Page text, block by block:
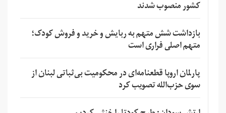
کشور منصوب شدند
بازداشت شش متهم به ربایش و خرید و فروش کودک؛
متهم اصلی فراری است
پارلمان اروپا قطعنامه‌ای در محکومیت بی‌ثباتی لبنان از
سوی حزب‌الله تصویب کرد